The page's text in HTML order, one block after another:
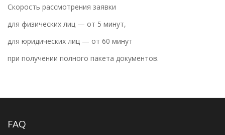
Скорость рассмотрения заявки
для физических лиц — от 5 минут,
для юридических лиц — от 60 минут
при получении полного пакета документов.
FAQ